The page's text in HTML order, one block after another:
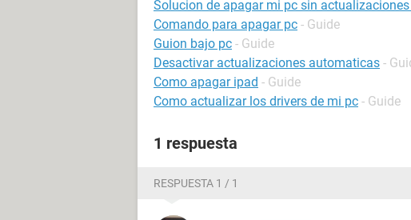
Solucion de apagar mi pc sin
Comando para apagar pc - Guide
Guion bajo pc - Guide
Desactivar actualizaciones automaticas -
Como apagar ipad - Guide
Como actualizar los drivers de mi pc - Guide
1 respuesta
RESPUESTA 1 / 1